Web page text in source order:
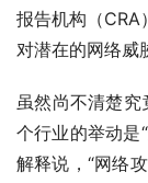
报告机构（CRA
对潜在的网络威
虽然尚不清楚究
个行业的举动是
解释说，“网络